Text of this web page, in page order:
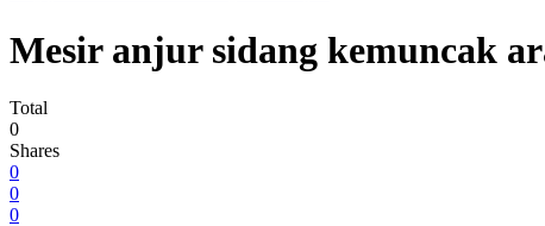
Mesir anjur sidang kemuncak
Total
0
Shares
0
0
0